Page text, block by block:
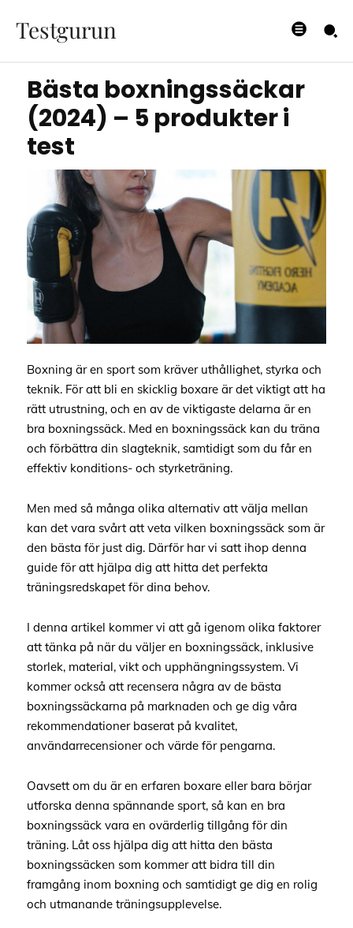
Testgurun
23/07/2023
Bästa boxningssäckar
(2024) – 5 produkter i
test
Boxning är en sport som kräver uthållighet, styrka och
teknik. För att bli en skicklig boxare är det viktigt att ha
rätt utrustning, och en av de viktigaste delarna är en
bra boxningssäck. Med en boxningssäck kan du träna
och förbättra din slagteknik, samtidigt som du får en
effektiv konditions- och styrketräning.
Men med så många olika alternativ att välja mellan
kan det vara svårt att veta vilken boxningssäck som är
den bästa för just dig. Därför har vi satt ihop denna
guide för att hjälpa dig att hitta det perfekta
träningsredskapet för dina behov.
I denna artikel kommer vi att gå igenom olika faktorer
att tänka på när du väljer en boxningssäck, inklusive
storlek, material, vikt och upphängningssystem. Vi
kommer också att recensera några av de bästa
boxningssäckarna på marknaden och ge dig våra
rekommendationer baserat på kvalitet,
användarrecensioner och värde för pengarna.
Oavsett om du är en erfaren boxare eller bara börjar
utforska denna spännande sport, så kan en bra
boxningssäck vara en ovärderlig tillgång för din
träning. Låt oss hjälpa dig att hitta den bästa
boxningssäcken som kommer att bidra till din
framgång inom boxning och samtidigt ge dig en rolig
och utmanande träningsupplevelse.